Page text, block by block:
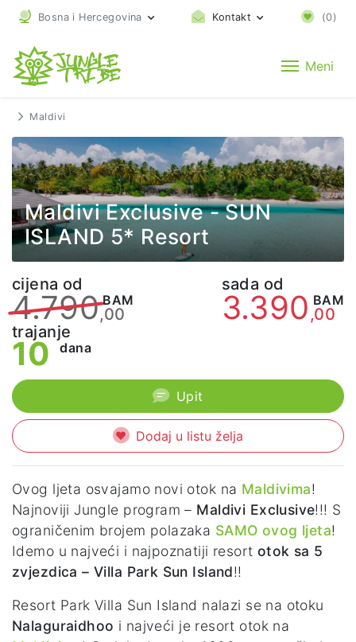
Bosna i Hercegovina Kontakt (0)
Meni
Maldivi
Maldivi Exclusive - SUN
ISLAND 5* Resort
cijena od
4.790 BAM
,00
sada od
3.390 BAM
,00
trajanje
10 dana
Upit
Dodaj u listu želja
Ovog ljeta osvajamo novi otok na Maldivima!
Najnoviji Jungle program – Maldivi Exclusive!!! S
ograničenim brojem polazaka SAMO ovog ljeta!
Idemo u najveći i najpoznatiji resort otok sa 5
zvjezdica – Villa Park Sun Island!!
Resort Park Villa Sun Island nalazi se na otoku
Nalaguraidhoo i najveći je resort otok na